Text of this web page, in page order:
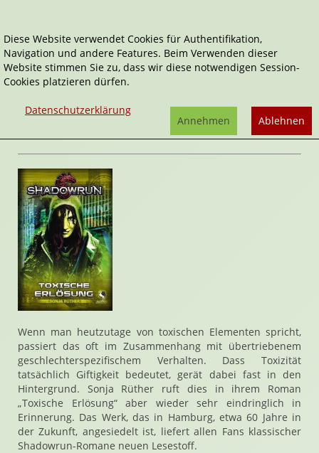
Home Belletristik Toxische Erlösung
Shadowrun
Toxische Erlösung
Wenn man heutzutage von toxischen Elementen spricht,
passiert das oft im Zusammenhang mit übertriebenem
geschlechterspezifischem Verhalten. Dass Toxizität
tatsächlich Giftigkeit bedeutet, gerät dabei fast in den
Hintergrund. Sonja Rüther ruft dies in ihrem Roman
„Toxische Erlösung“ aber wieder sehr eindringlich in
Erinnerung. Das Werk, das in Hamburg, etwa 60 Jahre in
der Zukunft, angesiedelt ist, liefert allen Fans klassischer
Shadowrun-Romane neuen Lesestoff.
Diese Website verwendet Cookies für Authentifikation,
Navigation und andere Features. Beim Verwenden dieser
Website stimmen Sie zu, dass wir diese notwendigen Session-
Cookies platzieren dürfen.
Datenschutzerklärung
Ablehnen
Annehmen